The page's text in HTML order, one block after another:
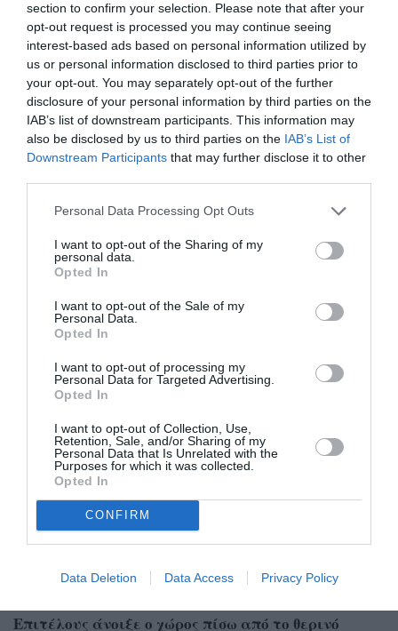
section to confirm your selection. Please note that after your
opt-out request is processed you may continue seeing
interest-based ads based on personal information utilized by
us or personal information disclosed to third parties prior to
your opt-out. You may separately opt-out of the further
disclosure of your personal information by third parties on the
IAB’s list of downstream participants. This information may
also be disclosed by us to third parties on the IAB’s List of
Downstream Participants that may further disclose it to other
Personal Data Processing Opt Outs
I want to opt-out of the Sharing of my
personal data.
Opted In
I want to opt-out of the Sale of my
Personal Data.
Opted In
I want to opt-out of processing my
Personal Data for Targeted Advertising.
Opted In
I want to opt-out of Collection, Use,
Retention, Sale, and/or Sharing of my
Personal Data that Is Unrelated with the
Purposes for which it was collected.
Opted In
CONFIRM
Data Deletion Data Access Privacy Policy
Σχετικά Άρθρα
Επιτέλους άνοιξε ο χώρος πίσω από το θερινό